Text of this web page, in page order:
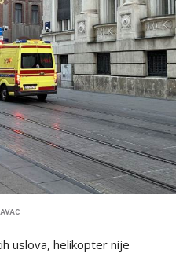
uslova, helikopter nije